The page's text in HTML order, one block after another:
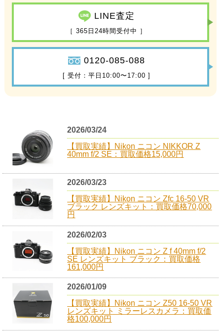
LINE査定
［ 365日24時間受付中 ］
0120-085-088
[ 受付：平日10:00〜17:00 ]
2026/03/24
【買取実績】Nikon ニコン NIKKOR Z
40mm f/2 SE：買取価格15,000円
2026/03/23
【買取実績】Nikon ニコン Zfc 16-50 VR
ブラック レンズキット：買取価格70,000
円
2026/02/03
【買取実績】Nikon ニコン Z f 40mm f/2
SE レンズキット ブラック：買取価格
161,000円
2026/01/09
【買取実績】Nikon ニコン Z50 16-50 VR
レンズキット ミラーレスカメラ：買取価
格100,000円